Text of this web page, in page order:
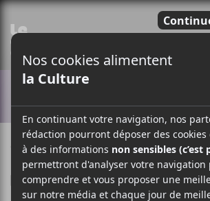
9 MAI 2018
PARLOUIS-PHILIPPE LABRÈCHE
F
A
T
W
P
A